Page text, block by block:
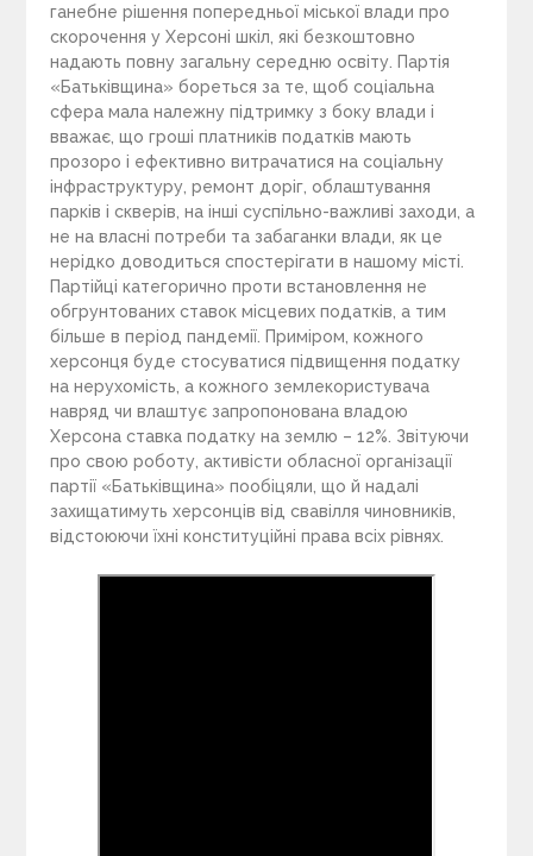
ганебне рішення попередньої міської влади про
скорочення у Херсоні шкіл, які безкоштовно
надають повну загальну середню освіту. Партія
«Батьківщина» бореться за те, щоб соціальна
сфера мала належну підтримку з боку влади і
вважає, що гроші платників податків мають
прозоро і ефективно витрачатися на соціальну
інфраструктуру, ремонт доріг, облаштування
парків і скверів, на інші суспільно-важливі заходи, а
не на власні потреби та забаганки влади, як це
нерідко доводиться спостерігати в нашому місті.
Партійці категорично проти встановлення не
обгрунтованих ставок місцевих податків, а тим
більше в період пандемії. Приміром, кожного
херсонця буде стосуватися підвищення податку
на нерухомість, а кожного землекористувача
навряд чи влаштує запропонована владою
Херсона ставка податку на землю – 12%. Звітуючи
про свою роботу, активісти обласної організації
партії «Батьківщина» пообіцяли, що й надалі
захищатимуть херсонців від свавілля чиновників,
відстоюючи їхні конституційні права всіх рівнях.